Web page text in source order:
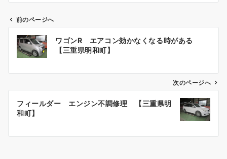
ン
前のページへ
ワゴンR エアコン効かなくなる時がある
【三重県明和町】
次のページへ
フィールダー エンジン不調修理 【三重県明
和町】